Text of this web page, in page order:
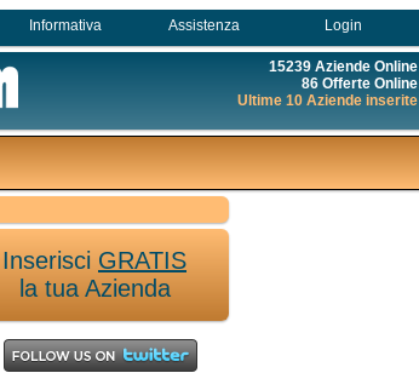
Informativa Assistenza Login
15239 Aziende Online
86 Offerte Online
Ultime 10 Aziende inserite
Inserisci GRATIS
la tua Azienda